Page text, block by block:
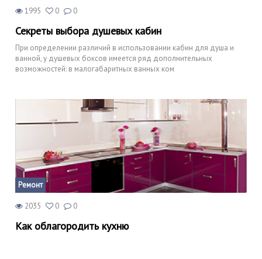
1995 0 0
Секреты выбора душевых кабин
При определении различий в использовании кабин для душа и
ванной, у душевых боксов имеется ряд дополнительных
возможностей: в малогабаритных ванных ком
Ремонт
2035 0 0
Как облагородить кухню